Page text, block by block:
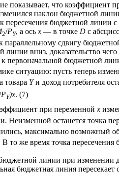
показывает, что коэффициент
наклон бюджетной
пересечения бюджетной линии
2/PY, а осьx — в точке D с
параллельному сдвигу
линии вниз, доказательство
к первоначальной бюджетной
ситуацию: пусть теперь
товара Yи доход потребителя
PY)x. (7)
при переменнойх
Неизменной останется точка
максимально возможный
В то же время точка
линии при изменении
бюджетная линия пересекает